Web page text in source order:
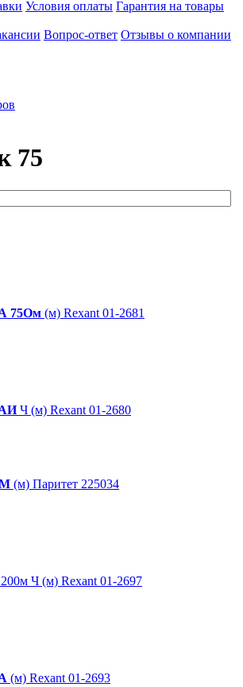
Условия оплаты Гарантия на товары
Вопрос-ответ Отзывы о компании
75
75Ом (м) Rexant 01-2681
Ч (м) Rexant 01-2680
(м) Паритет 225034
200м Ч (м) Rexant 01-2697
(м) Rexant 01-2693